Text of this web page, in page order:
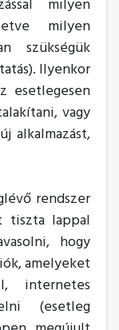
milyen
milyen
szükségük
Ilyenkor
esetlegesen
vagy
alkalmazást,
rendszer
tiszta lappal
hogy
amelyeket
internetes
(esetleg